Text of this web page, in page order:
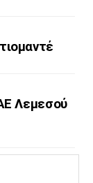
Λεμεσού
«Μας